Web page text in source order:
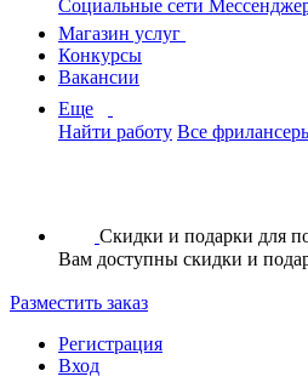
Социальные сети
Магазин услуг
Конкурсы
Вакансии
Еще
Найти работу Все
Скидки и подарки для
Вам доступны скидки и
Разместить заказ
Регистрация
Вход